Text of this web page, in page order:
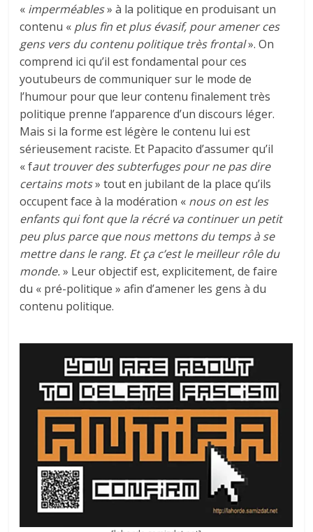
« imperméables» à la politique en produisant un
contenu « plus fin et plus évasif, pour amener ces
gens vers du contenu politique très frontal». On
comprend ici qu’il est fondamental pour ces
youtubeurs de communiquer sur le mode de
l’humour pour que leur contenu finalement très
politique prenne l’apparence d’un discours léger.
Mais si la forme est légère le contenu lui est
sérieusement raciste. Et Papacito d’assumer qu’il
« faut trouver des subterfuges pour ne pas dire
certains mots» tout en jubilant de la place qu’ils
occupent face à la modération « nous on est les
enfants qui font que la récré va continuer un petit
peu plus parce que nous mettons du temps à se
mettre dans le rang. Et ça c’est le meilleur rôle du
monde.» Leur objectif est, explicitement, de faire
du « pré-politique » afin d’amener les gens à du
contenu politique.